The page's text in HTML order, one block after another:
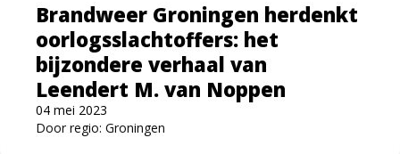
Brandweer Groningen herdenkt
oorlogsslachtoffers: het
bijzondere verhaal van
Leendert M. van Noppen
04 mei 2023
Door regio: Groningen
verhaal
Leendert
Noppen